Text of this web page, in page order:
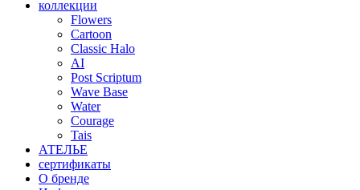
коллекции
Flowers
Cartoon
Classic Halo
AI
Post Scriptum
Wave Base
Water
Courage
Tais
АТЕЛЬЕ
сертификаты
О бренде